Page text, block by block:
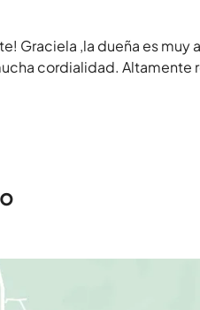
Graciela ,la dueña es muy
cordialidad. Altamente